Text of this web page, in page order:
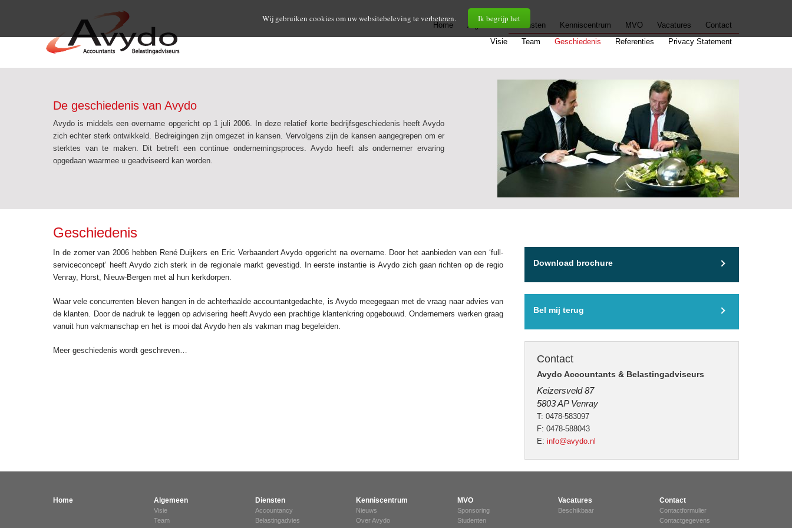
Wij gebruiken cookies om uw websitebeleving te verbeteren. Ik begrijp het
Home
Algemeen
Visie
Team Geschiedenis Referenties Privacy Statement
Diensten Kenniscentrum MVO Vacatures Contact
De geschiedenis van Avydo
Avydo is middels een overname opgericht op 1 juli 2006. In deze relatief korte bedrijfsgeschiedenis heeft Avydo
zich echter sterk ontwikkeld. Bedreigingen zijn omgezet in kansen. Vervolgens zijn de kansen aangegrepen om er
sterktes van te maken. Dit betreft een continue ondernemingsproces. Avydo heeft als ondernemer ervaring
opgedaan waarmee u geadviseerd kan worden.
Geschiedenis
In de zomer van 2006 hebben René Duijkers en Eric Verbaandert Avydo opgericht na overname. Door het aanbieden van een ‘full-
serviceconcept’ heeft Avydo zich sterk in de regionale markt gevestigd. In eerste instantie is Avydo zich gaan richten op de regio
Venray, Horst, Nieuw-Bergen met al hun kerkdorpen.
Waar vele concurrenten bleven hangen in de achterhaalde accountantgedachte, is Avydo meegegaan met de vraag naar advies van
de klanten. Door de nadruk te leggen op advisering heeft Avydo een prachtige klantenkring opgebouwd. Ondernemers werken graag
vanuit hun vakmanschap en het is mooi dat Avydo hen als vakman mag begeleiden.
Meer geschiedenis wordt geschreven…
Download brochure
Bel mij terug
Contact
Avydo Accountants & Belastingadviseurs
Keizersveld 87
5803 AP Venray
T: 0478-583097
F: 0478-588043
E: info@avydo.nl
Home Algemeen
Visie
Team
Diensten
Accountancy
Belastingadvies
Kenniscentrum
Nieuws
Over Avydo
MVO
Sponsoring
Studenten
Vacatures
Beschikbaar
Contact
Contactformulier
Contactgegevens